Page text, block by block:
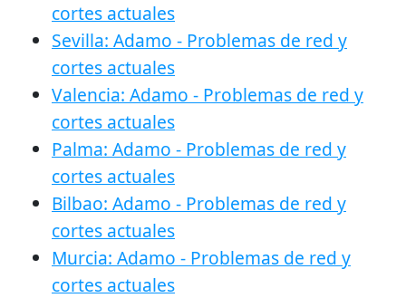
cortes actuales
Sevilla: Adamo - Problemas de red y
cortes actuales
Valencia: Adamo - Problemas de red y
cortes actuales
Palma: Adamo - Problemas de red y
cortes actuales
Bilbao: Adamo - Problemas de red y
cortes actuales
Murcia: Adamo - Problemas de red y
cortes actuales